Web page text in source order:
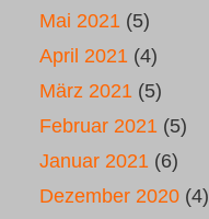
Mai 2021 (5)
April 2021 (4)
März 2021 (5)
Februar 2021 (5)
Januar 2021 (6)
Dezember 2020 (4)